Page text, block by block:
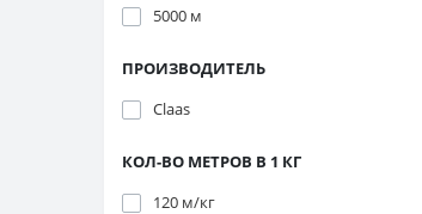
5000 м
ПРОИЗВОДИТЕЛЬ
Claas
КОЛ-ВО МЕТРОВ В 1 КГ
120 м/кг